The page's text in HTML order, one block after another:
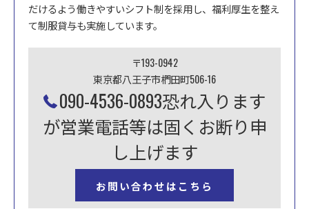
だけるよう働きやすいシフト制を採用し、福利厚生を整え
て制服貸与も実施しています。
〒193-0942
東京都八王子市椚田町506-16
090-4536-0893恐れ入ります
が営業電話等は固くお断り申
し上げます
お問い合わせはこちら